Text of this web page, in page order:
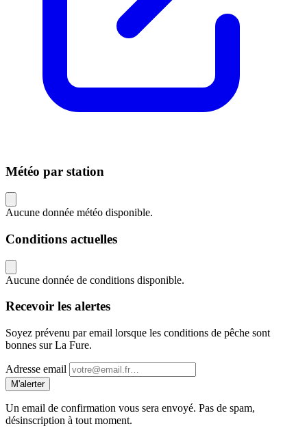
Météo par station
Aucune donnée météo disponible.
Conditions actuelles
Aucune donnée de conditions disponible.
Recevoir les alertes
Soyez prévenu par email lorsque les conditions de pêche sont
bonnes sur La Fure.
Adresse email
M'alerter
Un email de confirmation vous sera envoyé. Pas de spam,
désinscription à tout moment.